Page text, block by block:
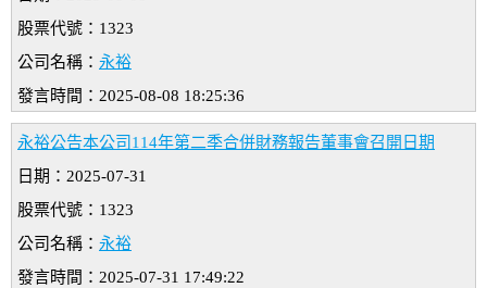
股票代號：1323
公司名稱： 永裕
發言時間：2025-08-08 18:25:36
永裕公告本公司114年第二季合併財務報告董事會召開日期
日期：2025-07-31
股票代號：1323
公司名稱： 永裕
發言時間：2025-07-31 17:49:22